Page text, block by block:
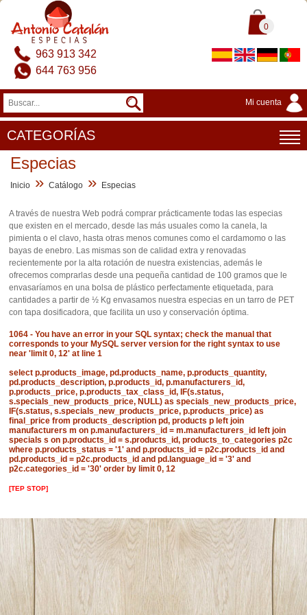
0
963 913 342
644 763 956
Mi cuenta
CATEGORÍAS
Especias
Inicio » Catálogo » Especias
A través de nuestra Web podrá comprar prácticamente todas las especias
que existen en el mercado, desde las más usuales como la canela, la
pimienta o el clavo, hasta otras menos comunes como el cardamomo o las
bayas de enebro. Las mismas son de calidad extra y renovadas
recientemente por la alta rotación de nuestra existencias, además le
ofrecemos comprarlas desde una pequeña cantidad de 100 gramos que le
envasaríamos en una bolsa de plástico perfectamente etiquetada, para
cantidades a partir de ½ Kg envasamos nuestra especias en un tarro de PET
con tapa dosificadora, que facilita un uso y conservación óptima.
1064 - You have an error in your SQL syntax; check the manual that
corresponds to your MySQL server version for the right syntax to use
near 'limit 0, 12' at line 1
select p.products_image, pd.products_name, p.products_quantity,
pd.products_description, p.products_id, p.manufacturers_id,
p.products_price, p.products_tax_class_id, IF(s.status,
s.specials_new_products_price, NULL) as specials_new_products_price,
IF(s.status, s.specials_new_products_price, p.products_price) as
final_price from products_description pd, products p left join
manufacturers m on p.manufacturers_id = m.manufacturers_id left join
specials s on p.products_id = s.products_id, products_to_categories p2c
where p.products_status = '1' and p.products_id = p2c.products_id and
pd.products_id = p2c.products_id and pd.language_id = '3' and
p2c.categories_id = '30' order by limit 0, 12
[TEP STOP]